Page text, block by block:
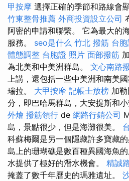
甲按摩 選擇正確的季節和路線會
竹東整骨推薦 外商投資設立公司
阿密的申請和聯繫。 它為最大的
服務。 seo是什么 竹北 撥筋 台
體態調整 台胞證 照片 面部撥筋
為北美和中美洲群島。 文心南路
上講，還包括一些中美洲和南美
瑞拉。 大甲按摩 記帳士放榜 加
分，即巴哈馬群島，大安提斯和
外燴 撥筋領行 de 網路行銷公司
島，景點很少，但是海灘很美。
科蘇梅爾是另一個隱藏許多寶藏的
島上的珊瑚礁是數百種異國海魚
水提供了極好的潛水機會。 精誠
掩蓋了數千年曆史的瑪雅遺址。